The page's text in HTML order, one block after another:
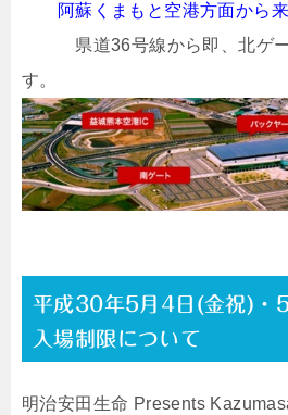
阿蘇くまもと空港方面から
県道36号線から即、北ゲー
す。
平成30年5月4日(金祝)・
入場制限について
明治安田生命 Presents